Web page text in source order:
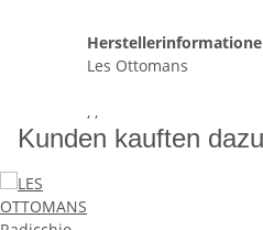
Les Ottomans
, ,
Kunden kauften